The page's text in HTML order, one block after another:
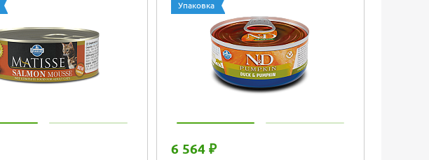
Упаковка
6 564 ₽